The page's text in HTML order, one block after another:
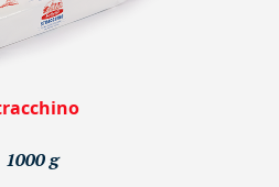
1000 g